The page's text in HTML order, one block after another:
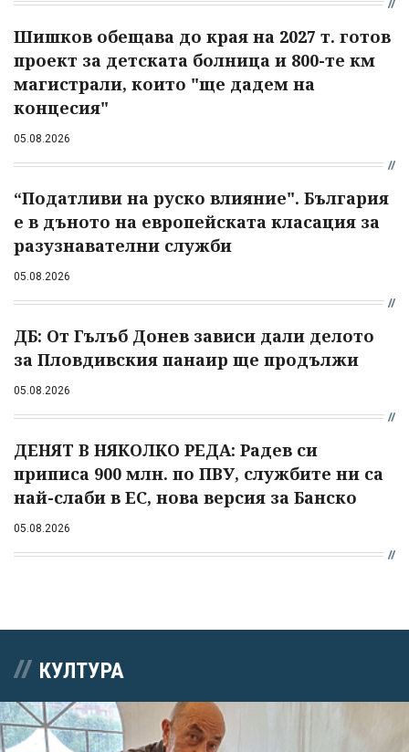
Шишков обещава до края на 2027 т. готов
проект за детската болница и 800-те км
магистрали, които "ще дадем на
концесия"
05.08.2026
“Податливи на руско влияние". България
е в дъното на европейската класация за
разузнавателни служби
05.08.2026
ДБ: От Гълъб Донев зависи дали делото
за Пловдивския панаир ще продължи
05.08.2026
ДЕНЯТ В НЯКОЛКО РЕДА: Радев си
приписа 900 млн. по ПВУ, службите ни са
най-слаби в ЕС, нова версия за Банско
05.08.2026
КУЛТУРА